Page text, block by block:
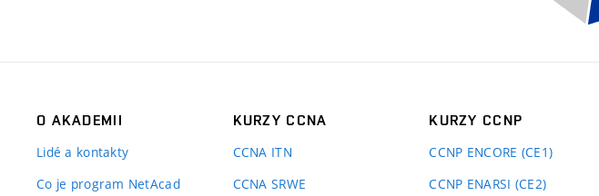
O AKADEMII
Lidé a kontakty
Co je program NetAcad
KURZY CCNA
CCNA ITN
CCNA SRWE
KURZY CCNP
CCNP ENCORE (CE1)
CCNP ENARSI (CE2)